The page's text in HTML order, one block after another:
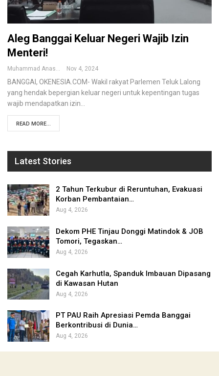
Aleg Banggai Keluar Negeri Wajib Izin
Menteri!
Muhammad Anas Nov 4, 2024
BANGGAI, OKENESIA.COM- Wakil rakyat Parlemen Teluk Lalong
yang hendak bepergian keluar negeri untuk kepentingan tugas
wajib mendapatkan izin…
READ MORE...
Latest Stories
2 Tahun Terkubur di Reruntuhan, Evakuasi
Korban Pembantaian…
Aug 4, 2026
Dekom PHE Tinjau Donggi Matindok & JOB
Tomori, Tegaskan…
Aug 4, 2026
Cegah Karhutla, Spanduk Imbauan Dipasang
di Kawasan Hutan
Aug 4, 2026
PT PAU Raih Apresiasi Pemda Banggai
Berkontribusi di Dunia…
Aug 4, 2026